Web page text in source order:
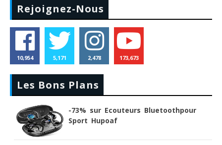
Rejoignez-Nous
10,954 5,171 2,478 173,673
Les Bons Plans
-73% sur Ecouteurs Bluetoothpour
Sport Hupoaf